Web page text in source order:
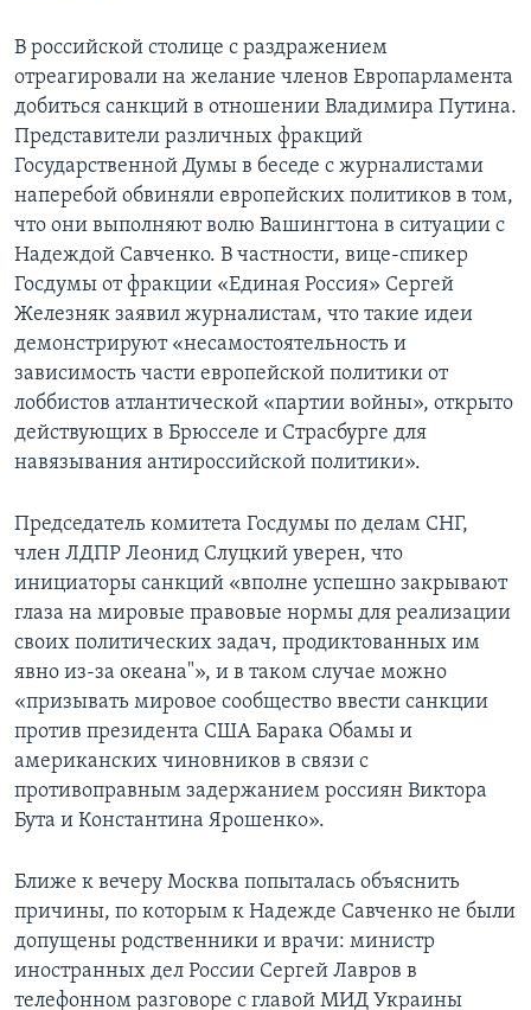
В российской столице с раздражением
отреагировали на желание членов Европарламента
добиться санкций в отношении Владимира Путина.
Представители различных фракций
Государственной Думы в беседе с журналистами
наперебой обвиняли европейских политиков в том,
что они выполняют волю Вашингтона в ситуации с
Надеждой Савченко. В частности, вице-спикер
Госдумы от фракции «Единая Россия» Сергей
Железняк заявил журналистам, что такие идеи
демонстрируют «несамостоятельность и
зависимость части европейской политики от
лоббистов атлантической «партии войны», открыто
действующих в Брюсселе и Страсбурге для
навязывания антироссийской политики».
Председатель комитета Госдумы по делам СНГ,
член ЛДПР Леонид Слуцкий уверен, что
инициаторы санкций «вполне успешно закрывают
глаза на мировые правовые нормы для реализации
своих политических задач, продиктованных им
явно из-за океана"», и в таком случае можно
«призывать мировое сообщество ввести санкции
против президента США Барака Обамы и
американских чиновников в связи с
противоправным задержанием россиян Виктора
Бута и Константина Ярошенко».
Ближе к вечеру Москва попыталась объяснить
причины, по которым к Надежде Савченко не были
допущены родственники и врачи: министр
иностранных дел России Сергей Лавров в
телефонном разговоре с главой МИД Украины